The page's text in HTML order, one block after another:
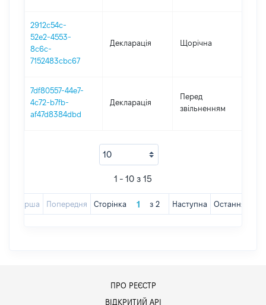
2912c54c-
52e2-4553-
8c6c-
7152483cbc67
Декларація Щорічна
7df80557-44e7-
4c72-b7fb-
af47d8384dbd
Декларація
Перед
звільненням
1 - 10 з 15
Перша Попередня Сторінка з 2 Наступна Остання
ПРО РЕЄСТР
ВІДКРИТИЙ АРІ